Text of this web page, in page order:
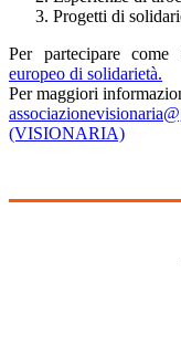
Progetti di
Per partecipare
europeo di solidarietà.
Per maggiori
(VISIONARIA)